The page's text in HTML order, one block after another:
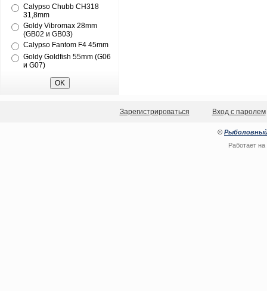
Calypso Chubb CH318
31,8mm
Goldy Vibromax 28mm
(GB02 и GB03)
Calypso Fantom F4 45mm
Goldy Goldfish 55mm (G06
и G07)
Зарегистрироваться Вход с паролем
© Рыболовный
Работает